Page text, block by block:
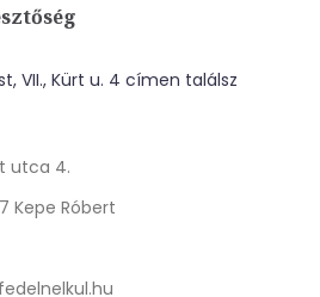
VII., Kürt u. 4 címen találsz
utca 4.
Kepe Róbert